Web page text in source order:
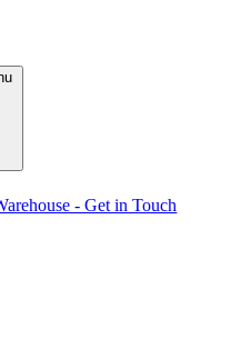
- Get in Touch